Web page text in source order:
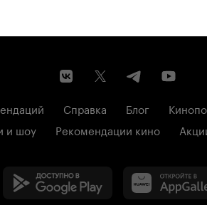
Справка Блог
и шоу Рекомендации кино